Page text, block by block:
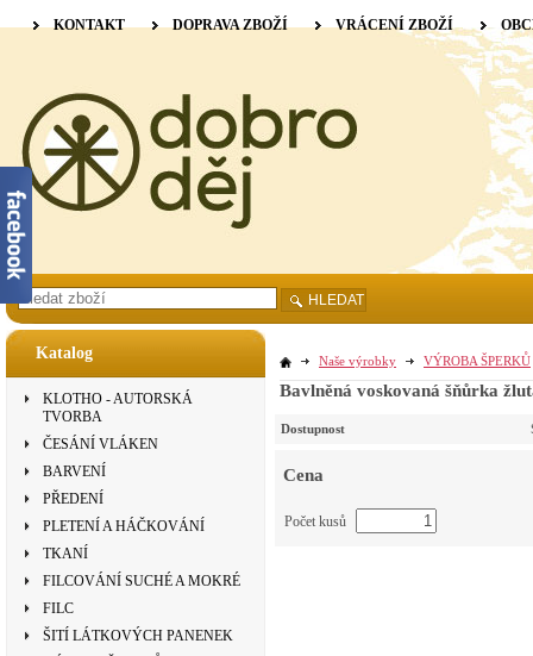
Katalog
KLOTHO - AUTORSKÁ
TVORBA
ČESÁNÍ VLÁKEN
BARVENÍ
PŘEDENÍ
PLETENÍ A HÁČKOVÁNÍ
TKANÍ
FILCOVÁNÍ SUCHÉ A MOKRÉ
FILC
ŠITÍ LÁTKOVÝCH PANENEK
Naše výrobky VÝROBA ŠPERKŮ
Bavlněná voskovaná šňůrka
Dostupnost
Cena
Počet kusů
KONTAKT DOPRAVA ZBOŽÍ VRÁCENÍ ZBOŽÍ
HLEDAT